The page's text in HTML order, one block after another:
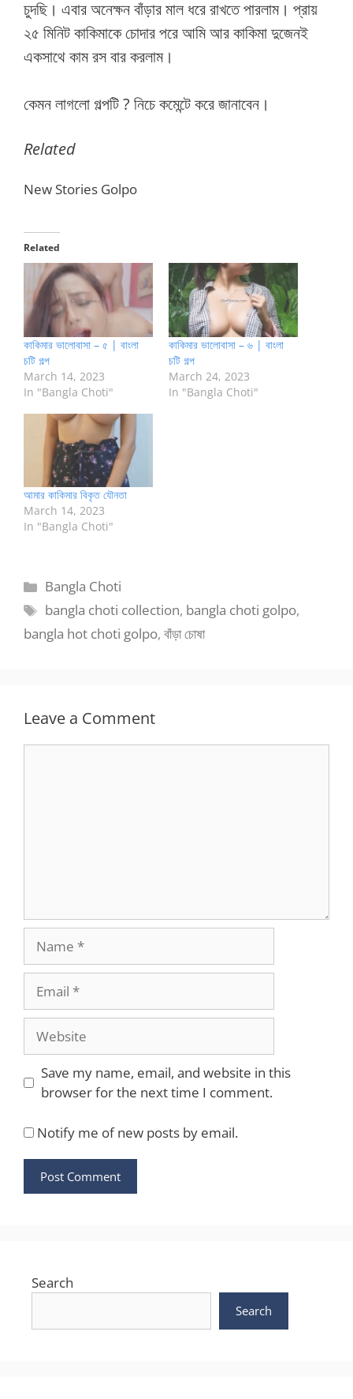
চুদছি। এবার অনেক্ষন বাঁড়ার মাল ধরে রাখতে পারলাম। প্রায়
২৫ মিনিট কাকিমাকে চোদার পরে আমি আর কাকিমা দুজেনই
একসাথে কাম রস বার করলাম।
কেমন লাগলো গল্পটি ? নিচে কমেন্টে করে জানাবেন।
Related
New Stories Golpo
Related
কাকিমার ভালোবাসা – ৫ | বাংলা
চটি গল্প
March 14, 2023
In "Bangla Choti"
কাকিমার ভালোবাসা – ৬ | বাংলা
চটি গল্প
March 24, 2023
In "Bangla Choti"
আমার কাকিমার বিকৃত যৌনতা
March 14, 2023
In "Bangla Choti"
Categories
Bangla Choti
Tags
bangla choti collection, bangla choti golpo,
bangla hot choti golpo, বাঁড়া চোষা
Leave a Comment
Website
Save my name, email, and website in this
browser for the next time I comment.
Notify me of new posts by email.
Search
Search